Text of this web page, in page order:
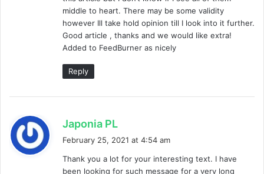
middle to heart. There may be some validity
however Ill take hold opinion till I look into it further.
Good article , thanks and we would like extra!
Added to FeedBurner as nicely
Reply
Japonia PL
s
February 25, 2021 at 4:54 am
Thank you a lot for your interesting text. I have
been looking for such message for a very long